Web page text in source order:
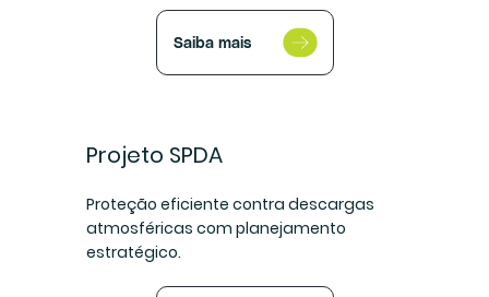
Saiba mais
Projeto SPDA
Proteção eficiente contra descargas
atmosféricas com planejamento
estratégico.